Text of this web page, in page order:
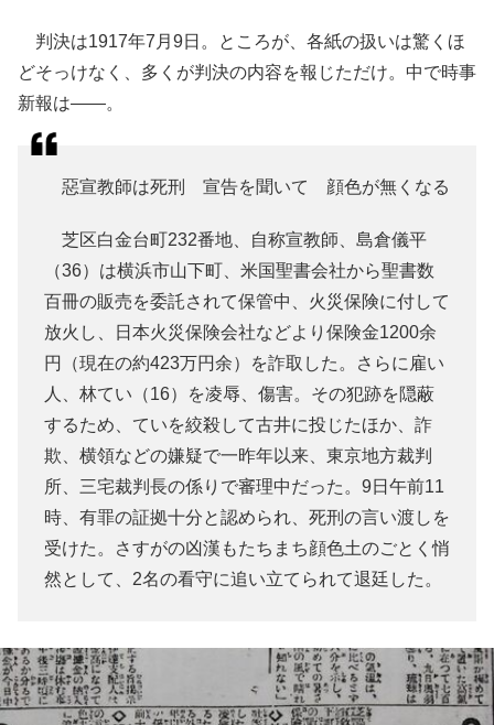
判決は1917年7月9日。ところが、各紙の扱いは驚くほ
どそっけなく、多くが判決の内容を報じただけ。中で時事
新報は――。
惡宣教師は死刑 宣告を聞いて 顔色が無くなる
芝区白金台町232番地、自称宣教師、島倉儀平
（36）は横浜市山下町、米国聖書会社から聖書数
百冊の販売を委託されて保管中、火災保険に付して
放火し、日本火災保険会社などより保険金1200余
円（現在の約423万円余）を詐取した。さらに雇い
人、林てい（16）を凌辱、傷害。その犯跡を隠蔽
するため、ていを絞殺して古井に投じたほか、詐
欺、横領などの嫌疑で一昨年以来、東京地方裁判
所、三宅裁判長の係りで審理中だった。9日午前11
時、有罪の証拠十分と認められ、死刑の言い渡しを
受けた。さすがの凶漢もたちまち顔色土のごとく悄
然として、2名の看守に追い立てられて退廷した。